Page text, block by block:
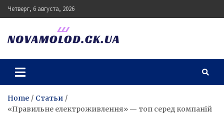
Skip
to
Четверг, 6 августа, 2026
novamolod.ck.ua
Home
Статьи
«Правильне електроживлення» — топ серед компаній